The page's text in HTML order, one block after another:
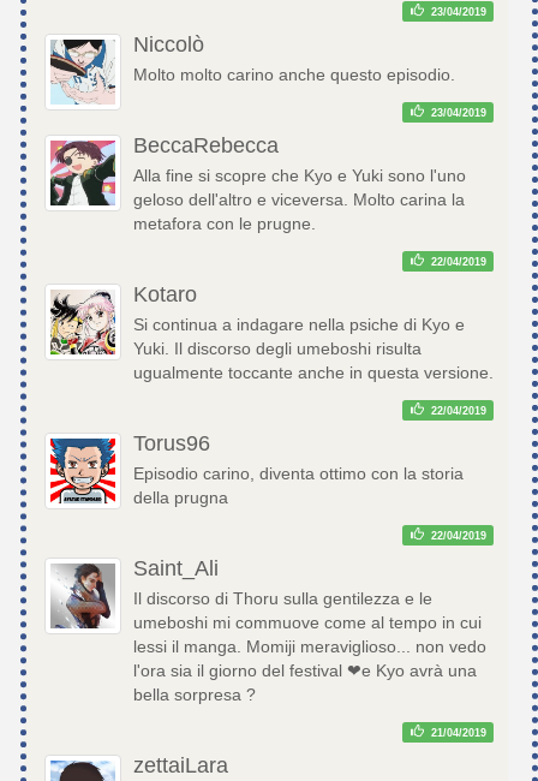
23/04/2019
Niccolò
Molto molto carino anche questo episodio.
23/04/2019
BeccaRebecca
Alla fine si scopre che Kyo e Yuki sono l'uno
geloso dell'altro e viceversa. Molto carina la
metafora con le prugne.
22/04/2019
Kotaro
Si continua a indagare nella psiche di Kyo e
Yuki. Il discorso degli umeboshi risulta
ugualmente toccante anche in questa versione.
22/04/2019
Torus96
Episodio carino, diventa ottimo con la storia
della prugna
22/04/2019
Saint_Ali
Il discorso di Thoru sulla gentilezza e le
umeboshi mi commuove come al tempo in cui
lessi il manga. Momiji meraviglioso... non vedo
l'ora sia il giorno del festival ❤e Kyo avrà una
bella sorpresa ?
21/04/2019
zettaiLara